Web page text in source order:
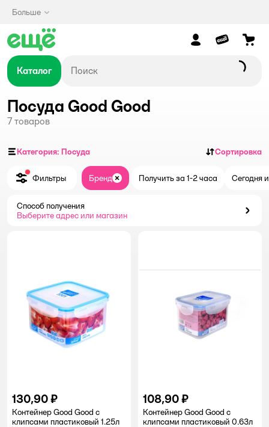
Больше
Каталог
Посуда Good Good
7 товаров
Категория: Посуда Сортировка
Фильтры Бренд ЗакрытьПолучить за 1-2 часа Сегодня
Способ получения
Выберите адрес или магазин
130,90 ₽
Контейнер Good Good с
клипсами пластиковый 1.25л
108,90 ₽
Контейнер Good Good с
клипсами пластиковый 0.63л